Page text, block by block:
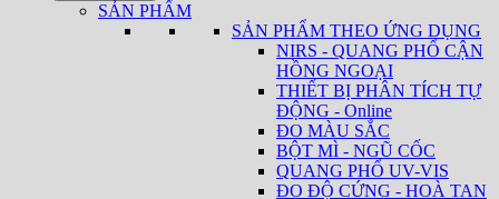
SẢN PHẨM
SẢN PHẨM THEO ỨNG DỤNG
NIRS - QUANG PHỔ CẬN
HỒNG NGOẠI
THIẾT BỊ PHÂN TÍCH TỰ
ĐỘNG - Online
ĐO MÀU SẮC
BỘT MÌ - NGŨ CỐC
QUANG PHỔ UV-VIS
ĐO ĐỘ CỨNG - HOÀ TAN